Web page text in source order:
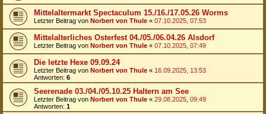
Mittelaltermarkt Spectaculum 15./16./17.05.26 Worms
Letzter Beitrag von Norbert von Thule « 07.10.2025, 07:53
Mittelalterliches Osterfest 04./05./06.04.26 Alsdorf
Letzter Beitrag von Norbert von Thule « 07.10.2025, 07:49
Die letzte Hexe 09.09.24
Letzter Beitrag von Norbert von Thule « 16.09.2025, 13:53
Antworten: 6
Seerenade 03./04./05.10.25 Haltern am See
Letzter Beitrag von Norbert von Thule « 29.08.2025, 09:49
Antworten: 1